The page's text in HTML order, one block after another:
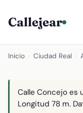
Callejear
Inicio Ciudad Real
Calle Concejo es
Longitud 78 m.